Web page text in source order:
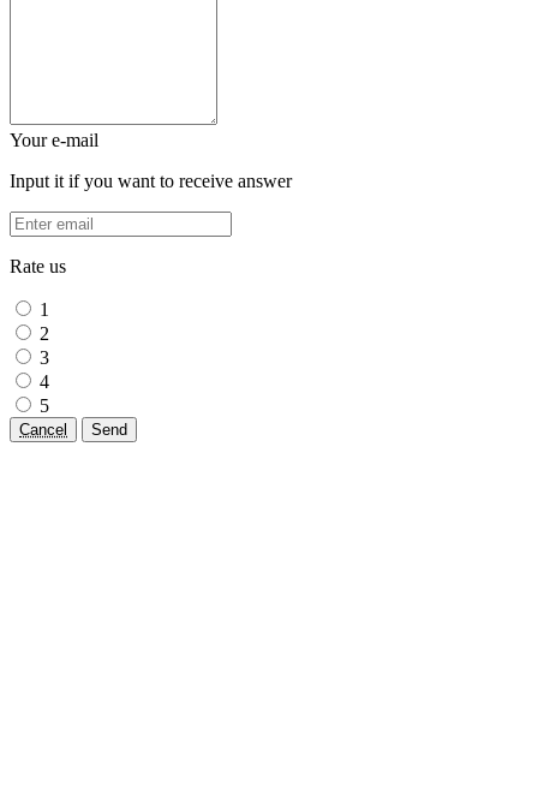
Your e-mail
Input it if you want to receive answer
Rate us
1
2
3
4
5
Cancel Send